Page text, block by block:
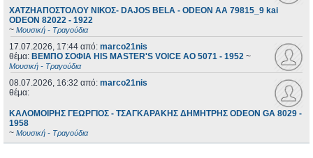
ΧΑΤΖΗΑΠΟΣΤΟΛΟΥ ΝΙΚΟΣ- DAJOS BELA - ODEON AA 79815_9 kai
ODEON 82022 - 1922
~ Μουσική - Τραγούδια
17.07.2026, 17:44 από: marco21nis
θέμα: ΒΕΜΠΟ ΣΟΦΙΑ HIS MASTER'S VOICE AO 5071 - 1952 ~
Μουσική - Τραγούδια
08.07.2026, 16:32 από: marco21nis
θέμα:
ΚΑΛΟΜΟΙΡΗΣ ΓΕΩΡΓΙΟΣ - ΤΣΑΓΚΑΡΑΚΗΣ ΔΗΜΗΤΡΗΣ ODEON GA 8029 -
1958
~ Μουσική - Τραγούδια